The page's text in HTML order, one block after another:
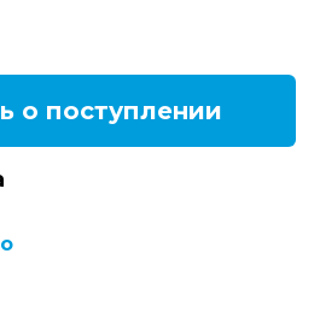
о поступлении